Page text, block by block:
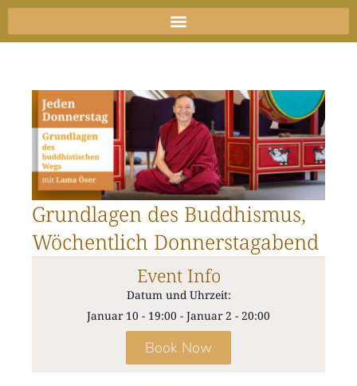
Zum
Inhalt
Grundlagen des Buddhismus,
Wöchentlich Donnerstagabend
Event Info
Datum und Uhrzeit:
Januar 10 - 19:00 - Januar 2 - 20:00
Book Now